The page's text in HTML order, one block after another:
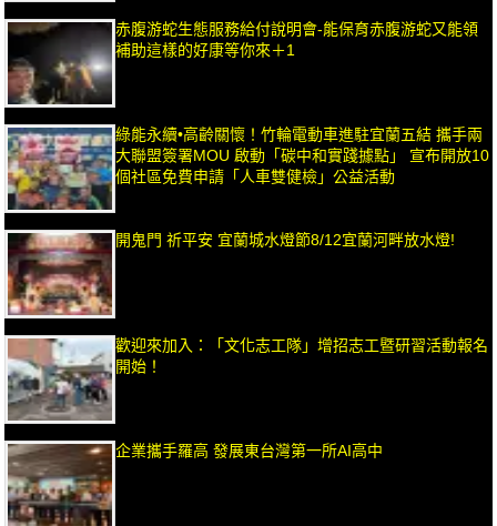
赤腹游蛇生態服務給付說明會-能保育赤腹游蛇又能領
補助這樣的好康等你來＋1
綠能永續•高齡關懷！竹輪電動車進駐宜蘭五結 攜手兩
大聯盟簽署MOU 啟動「碳中和實踐據點」 宣布開放10
個社區免費申請「人車雙健檢」公益活動
開鬼門 祈平安 宜蘭城水燈節8/12宜蘭河畔放水燈!
歡迎來加入：「文化志工隊」增招志工暨研習活動報名
開始！
企業攜手羅高 發展東台灣第一所AI高中